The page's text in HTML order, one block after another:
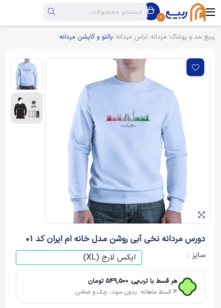
0
ربیع مد و پوشاک مردانه لباس مردانه پالتو و کاپشن مردانه
دورس مردانه نخی آبی روشن مدل خانه ام ایران کد 01
سایز :
هر قسط با ترب‌پی: 549,500 تومان
4 قسط ماهانه. بدون سود، چک و ضامن.